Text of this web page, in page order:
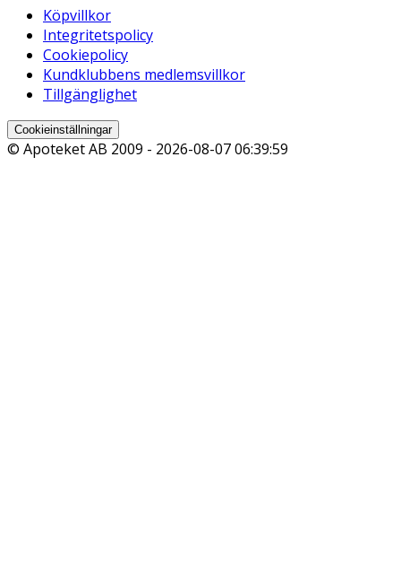
Köpvillkor
Integritetspolicy
Cookiepolicy
Kundklubbens medlemsvillkor
Tillgänglighet
Cookieinställningar
© Apoteket AB 2009 - 2026-08-07 06:39:59